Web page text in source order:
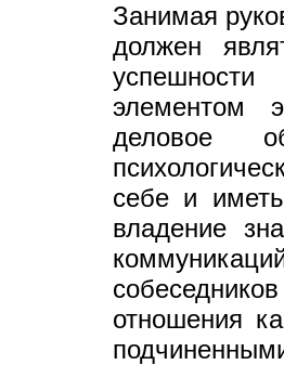
Занимая
должен
элементом
деловое
себе и
владение
отношения